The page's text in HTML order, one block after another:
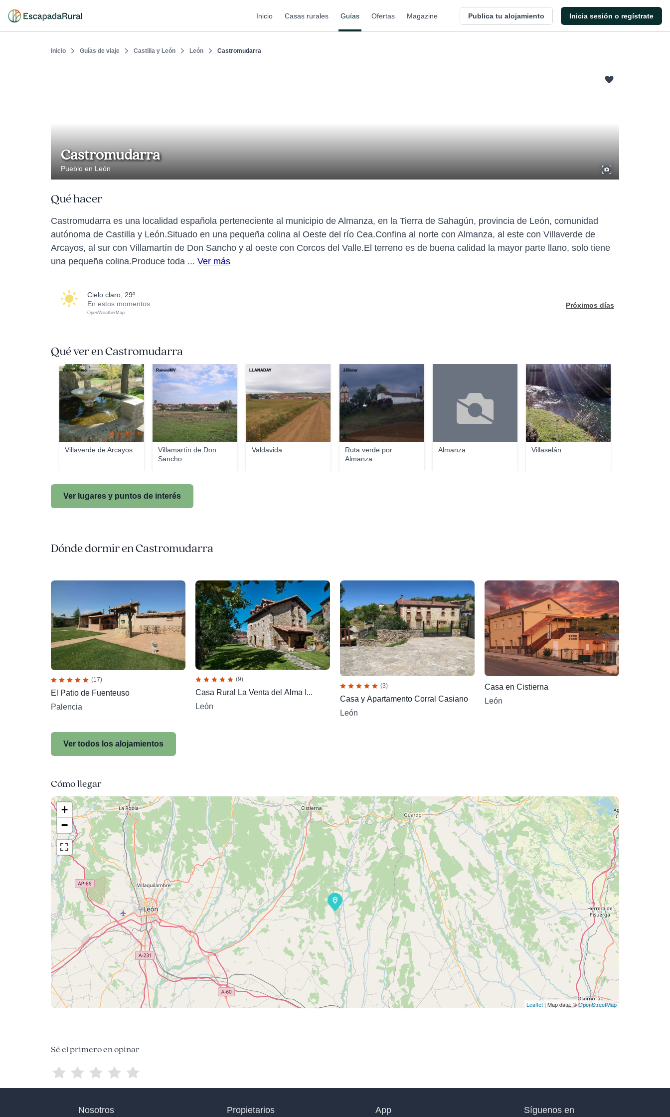
Inicio Casas rurales Guías Ofertas Magazine Publica tu alojamiento Inicia sesión o regístrate
Inicio Guías de viaje Castilla y León León Castromudarra
Castromudarra
Pueblo en León
Qué hacer
Castromudarra es una localidad española perteneciente al municipio de Almanza, en la Tierra de Sahagún, provincia de León, comunidad
autónoma de Castilla y León.Situado en una pequeña colina al Oeste del río Cea.Confina al norte con Almanza, al este con Villaverde de
Arcayos, al sur con Villamartín de Don Sancho y al oeste con Corcos del Valle.El terreno es de buena calidad la mayor parte llano, solo tiene
una pequeña colina.Produce toda ... Ver más
cielo claro, 29º
En estos momentos
OpenWeatherMap
Próximos días
Qué ver en Castromudarra
Villaverde de Arcayos
Comanchero
Villamartín de Don
Sancho
RamiroMV
Valdavida
LLANADAY
Ruta verde por
Almanza
JJSister
Almanza Villaselán
saurito
Ver lugares y puntos de interés
Dónde dormir en Castromudarra
(17)
El Patio de Fuenteuso
Palencia
(9)
Casa Rural La Venta del Alma I...
León
(3)
Casa y Apartamento Corral Casiano
León
Casa en Cistierna
León
Ver todos los alojamientos
Cómo llegar
+
−
Leaflet | Map data: ©OpenStreetMap
Sé el primero en opinar
Nosotros Propietarios App Síguenos en